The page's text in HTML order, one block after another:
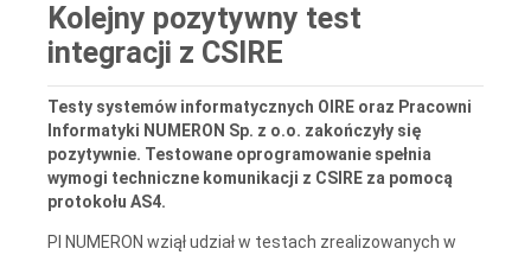
Kolejny pozytywny test
integracji z CSIRE
Testy systemów informatycznych OIRE oraz Pracowni
Informatyki NUMERON Sp. z o.o. zakończyły się
pozytywnie. Testowane oprogramowanie spełnia
wymogi techniczne komunikacji z CSIRE za pomocą
protokołu AS4.
PI NUMERON wziął udział w testach zrealizowanych w